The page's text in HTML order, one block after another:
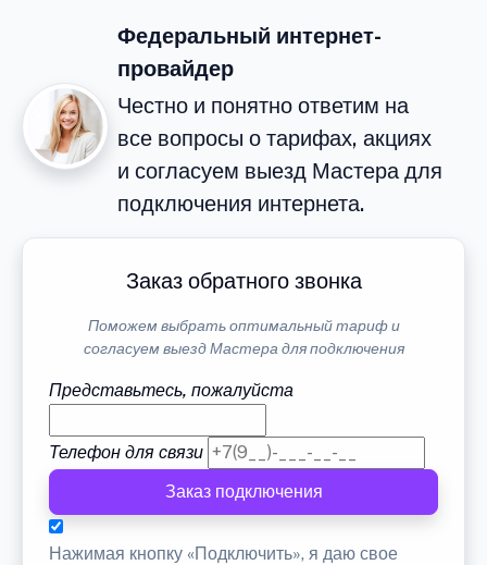
Федеральный интернет-
провайдер
Честно и понятно ответим на
все вопросы о тарифах, акциях
и согласуем выезд Мастера для
подключения интернета.
Заказ обратного звонка
Поможем выбрать оптимальный тариф и
согласуем выезд Мастера для подключения
Представьтесь, пожалуйста
Телефон для связи
Заказ подключения
Нажимая кнопку «Подключить», я даю свое